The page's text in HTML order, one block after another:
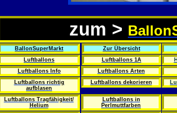
zum >
BallonSuperMarkt
Zur Übersicht
Luftballons
Luftballons 1A
Luftballons Info
Luftballons Arten
Luftballons richtig
aufblasen
Luftballons dekorieren
Luftballons Tragfähigkeit/
Helium
Luftballons in
Perlmuttfarben